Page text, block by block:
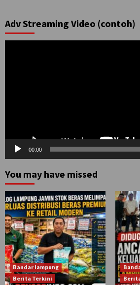
Adv Streaming Video (contoh)
00:00
You may have missed
Bandar lampung
Berita Terkini